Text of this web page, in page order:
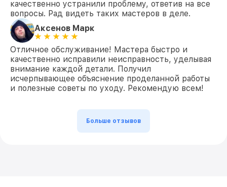
устройство проходит финальное тестирование в
требовательных играх для проверки стабильности
работы под нагрузкой.
Если поломка повторится в гарантийный период
— мы устраним её полностью за свой счет.
Прозрачная стоимость согласуется заранее — без
скрытых доплат и неожиданных накруток.
Срочное восстановление перед турниром или
важным матчем выполняется по стандартной цене
Готовы вернуть максимальную
производительность вашей игровой технике
Ardor? Закажите бесплатную диагностику по
качественно устранили проблему, ответив на все
вопросы. Рад видеть таких мастеров в деле.
Аксенов Марк
Отличное обслуживание! Мастера быстро и
качественно исправили неисправность, уделывая
внимание каждой детали. Получил
исчерпывающее объяснение проделанной работы
и полезные советы по уходу. Рекомендую всем!
Больше отзывов